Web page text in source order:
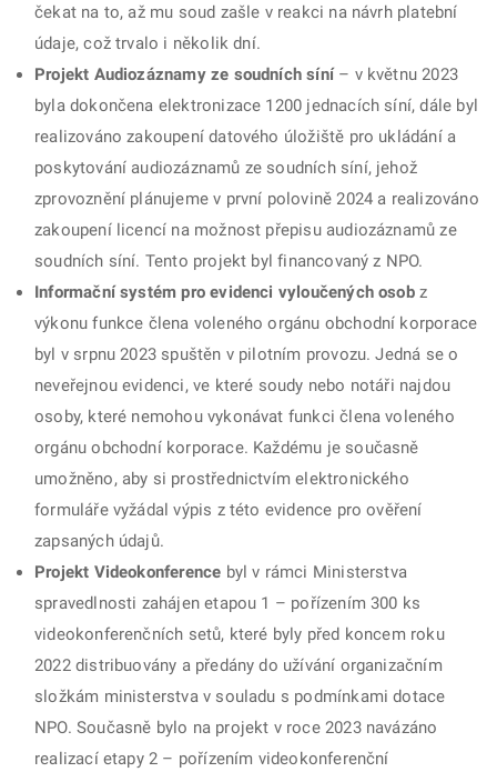
čekat na to, až mu soud zašle v reakci na návrh platební
údaje, což trvalo i několik dní.
Projekt Audiozáznamy ze soudních síní– v květnu 2023
byla dokončena elektronizace 1200 jednacích síní, dále byl
realizováno zakoupení datového úložiště pro ukládání a
poskytování audiozáznamů ze soudních síní, jehož
zprovoznění plánujeme v první polovině 2024 a realizováno
zakoupení licencí na možnost přepisu audiozáznamů ze
soudních síní. Tento projekt byl financovaný z NPO.
Informační systém pro evidenci vyloučených osobz
výkonu funkce člena voleného orgánu obchodní korporace
byl v srpnu 2023 spuštěn v pilotním provozu. Jedná se o
neveřejnou evidenci, ve které soudy nebo notáři najdou
osoby, které nemohou vykonávat funkci člena voleného
orgánu obchodní korporace. Každému je současně
umožněno, aby si prostřednictvím elektronického
formuláře vyžádal výpis z této evidence pro ověření
zapsaných údajů.
Projekt Videokonference byl v rámci Ministerstva
spravedlnosti zahájen etapou 1 – pořízením 300 ks
videokonferenčních setů, které byly před koncem roku
2022 distribuovány a předány do užívání organizačním
složkám ministerstva v souladu s podmínkami dotace
NPO. Současně bylo na projekt v roce 2023 navázáno
realizací etapy 2 – pořízením videokonferenční